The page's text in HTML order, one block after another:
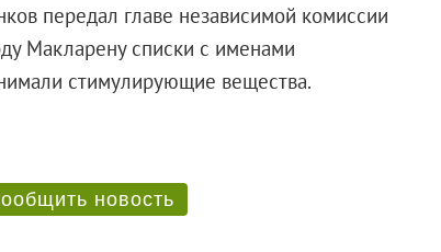
передал главе независимой комиссии
Макларену списки с именами
стимулирующие вещества.
новость